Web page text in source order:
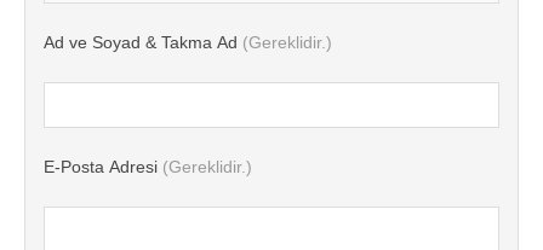
Ad ve Soyad & Takma Ad (Gereklidir.)
E-Posta Adresi (Gereklidir.)